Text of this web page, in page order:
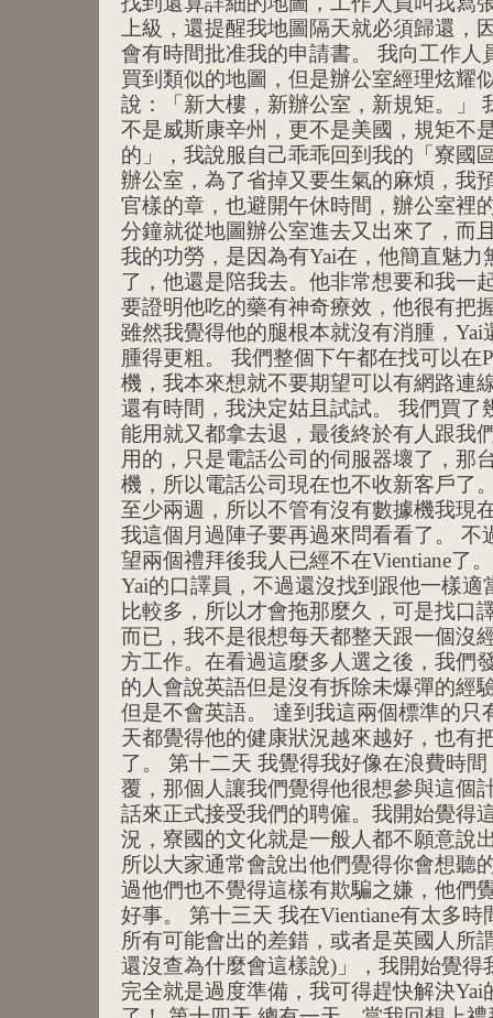
上級，還提醒我地圖隔天就必須歸還，
會有時間批准我的申請書。 我向工作人
買到類似的地圖，但是辦公室經理炫耀
說：「新大樓，新辦公室，新規矩。」
不是威斯康辛州，更不是美國，規矩不
的」，我說服自己乖乖回到我的「寮國
辦公室，為了省掉又要生氣的麻煩，我
官樣的章，也避開午休時間，辦公室裡
分鐘就從地圖辦公室進去又出來了，而
我的功勞，是因為有Yai在，他簡直魅力
了，他還是陪我去。他非常想要和我一
要證明他吃的藥有神奇療效，他很有把
雖然我覺得他的腿根本就沒有消腫，
腫得更粗。 我們整個下午都在找可以在
機，我本來想就不要期望可以有網路連
還有時間，我決定姑且試試。 我們買了
能用就又都拿去退，最後終於有人跟我
用的，只是電話公司的伺服器壞了，那
機，所以電話公司現在也不收新客戶了
至少兩週，所以不管有沒有數據機我現
我這個月過陣子要再過來問看看了。 不
望兩個禮拜後我人已經不在Vientiane了
Yai的口譯員，不過還沒找到跟他一樣
比較多，所以才會拖那麼久，可是找口
而已，我不是很想每天都整天跟一個沒
方工作。在看過這麼多人選之後，我們
的人會說英語但是沒有拆除未爆彈的經
但是不會英語。 達到我這兩個標準的只
天都覺得他的健康狀況越來越好，也有
了。 第十二天 我覺得我好像在浪費時
覆，那個人讓我們覺得他很想參與這個
話來正式接受我們的聘僱。我開始覺得
況，寮國的文化就是一般人都不願意說
所以大家通常會說出他們覺得你會想聽
過他們也不覺得這樣有欺騙之嫌，他們
好事。 第十三天 我在Vientiane有太多時
所有可能會出的差錯，或者是英國人所
還沒查為什麼會這樣說)」，我開始覺得
完全就是過度準備，我可得趕快解決